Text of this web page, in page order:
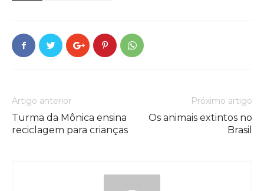
Artigo anterior
Turma da Mônica ensina
reciclagem para crianças
Próximo artigo
Os animais extintos no
Brasil